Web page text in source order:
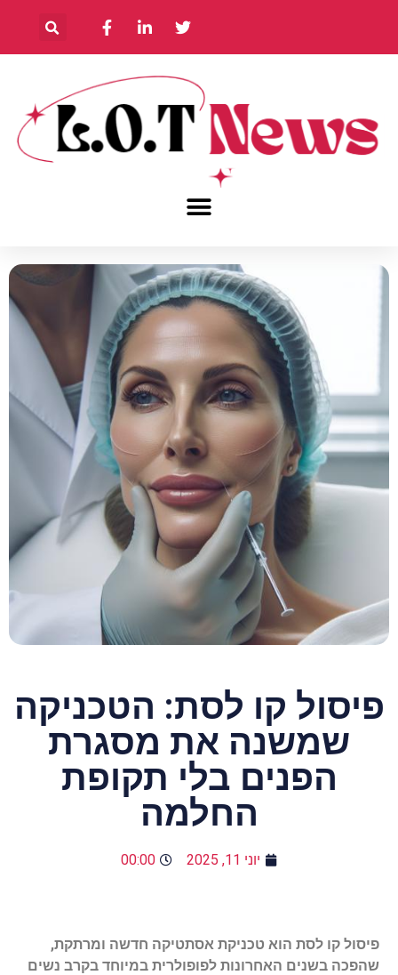
פיסול קו לסת: הטכניקה
שמשנה את מסגרת
הפנים בלי תקופת
החלמה
יוני 11, 2025 00:00
פיסול קו לסת הוא טכניקת אסתטיקה חדשה ומרתקת,
שהפכה בשנים האחרונות לפופולרית במיוחד בקרב נשים